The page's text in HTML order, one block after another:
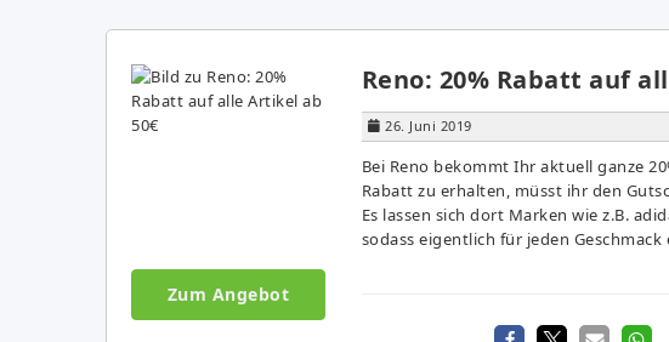
Reno: 20% Rabatt auf
26. Juni 2019
Bei Reno bekommt Ihr aktuell ganze
Rabatt zu erhalten, müsst ihr den
Es lassen sich dort Marken wie z.B.
sodass eigentlich für jeden
Zum Angebot